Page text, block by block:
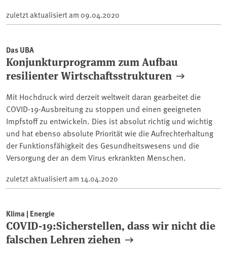
zuletzt aktualisiert am 09.04.2020
Das UBA
Konjunkturprogramm zum Aufbau
resilienter Wirtschaftsstrukturen
Mit Hochdruck wird derzeit weltweit daran gearbeitet die
COVID-19-Ausbreitung zu stoppen und einen geeigneten
Impfstoff zu entwickeln. Dies ist absolut richtig und wichtig
und hat ebenso absolute Priorität wie die Aufrechterhaltung
der Funktionsfähigkeit des Gesundheitswesens und die
Versorgung der an dem Virus erkrankten Menschen.
zuletzt aktualisiert am 14.04.2020
Klima | Energie
COVID-19:Sicherstellen, dass wir nicht die
falschen Lehren ziehen